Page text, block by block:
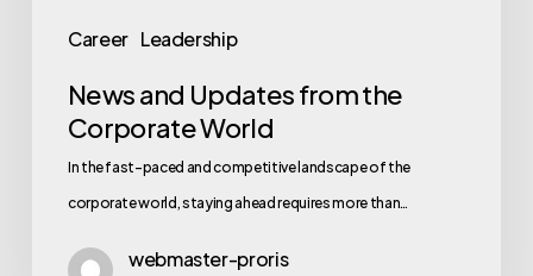
Career Leadership
News and Updates from the
Corporate World
In the fast-paced and competitive landscape of the
corporate world, staying ahead requires more than…
webmaster-proris